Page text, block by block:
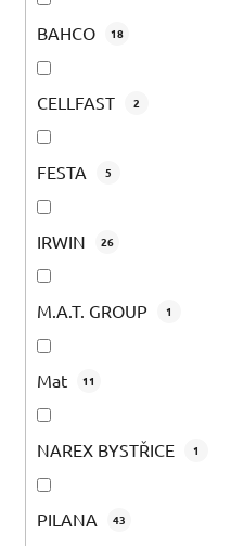
BAHCO 18
CELLFAST 2
FESTA 5
IRWIN 26
M.A.T. GROUP 1
Mat 11
NAREX BYSTŘICE 1
PILANA 43